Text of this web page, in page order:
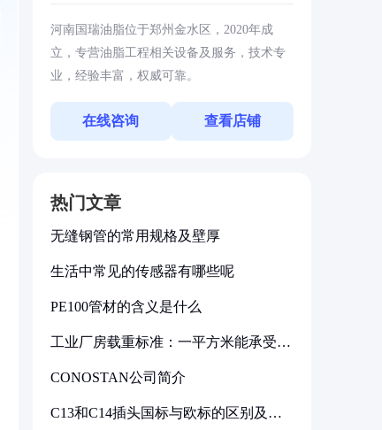
河南国瑞油脂位于郑州金水区，2020年成
立，专营油脂工程相关设备及服务，技术专
业，经验丰富，权威可靠。
在线咨询 查看店铺
热门文章
无缝钢管的常用规格及壁厚
生活中常见的传感器有哪些呢
PE100管材的含义是什么
工业厂房载重标准：一平方米能承受多
CONOSTAN公司简介
C13和C14插头国标与欧标的区别及其